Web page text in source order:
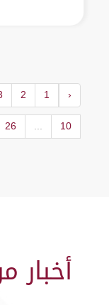
‹
1
2
10
...
26
أخبار